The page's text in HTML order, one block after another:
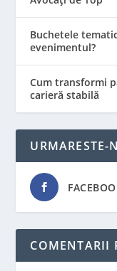
Buchetele
evenimentul?
Cum transformi
carieră stabilă
URMARESTE-
COMENTARII